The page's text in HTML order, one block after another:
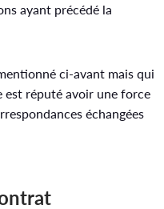
ayant précédé la
ci-avant mais qui
réputé avoir une force
échangées